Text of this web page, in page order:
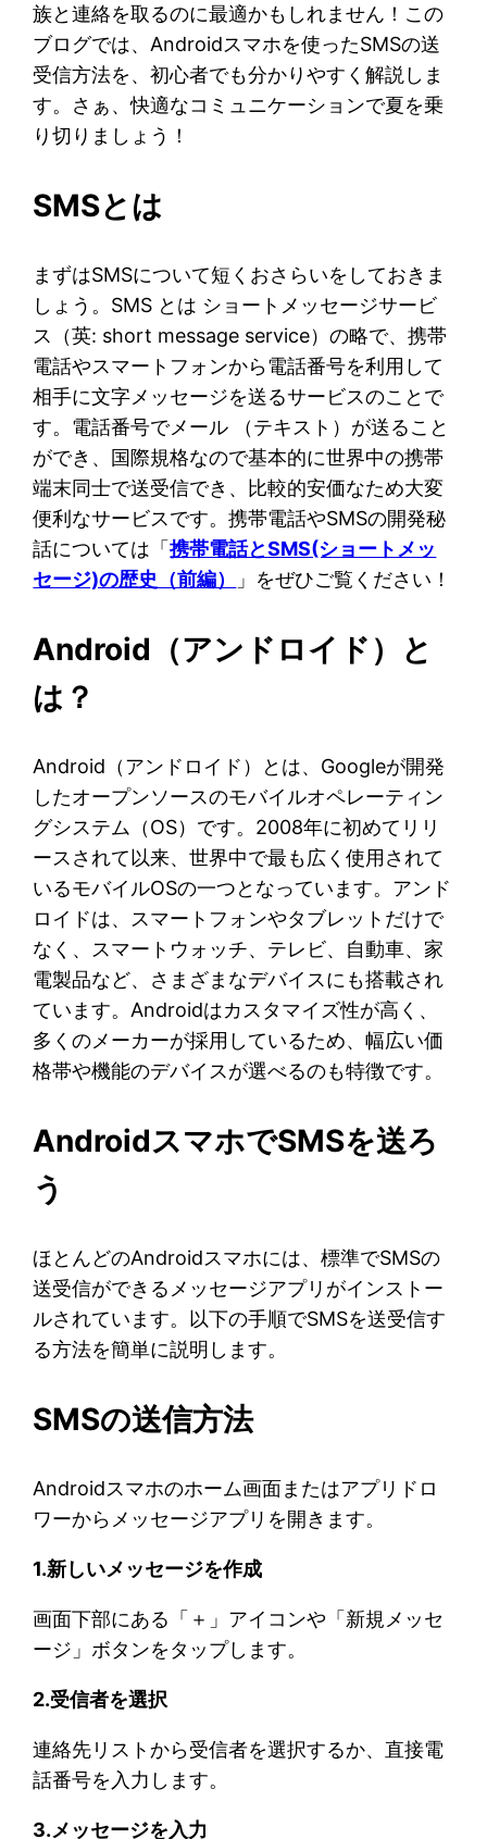
族と連絡を取るのに最適かもしれません！この
ブログでは、Androidスマホを使ったSMSの送
受信方法を、初心者でも分かりやすく解説しま
す。さぁ、快適なコミュニケーションで夏を乗
り切りましょう！
SMSとは
まずはSMSについて短くおさらいをしておきま
しょう。SMS とは ショートメッセージサービ
ス（英: short message service）の略で、携帯
電話やスマートフォンから電話番号を利用して
相手に文字メッセージを送るサービスのことで
す。電話番号でメール （テキスト）が送ること
ができ、国際規格なので基本的に世界中の携帯
端末同士で送受信でき、比較的安価なため大変
便利なサービスです。携帯電話やSMSの開発秘
話については「携帯電話とSMS(ショートメッ
セージ)の歴史（前編）
」をぜひご覧ください！
Android（アンドロイド）と
は？
Android（アンドロイド）とは、Googleが開発
したオープンソースのモバイルオペレーティン
グシステム（OS）です。2008年に初めてリリ
ースされて以来、世界中で最も広く使用されて
いるモバイルOSの一つとなっています。アンド
ロイドは、スマートフォンやタブレットだけで
なく、スマートウォッチ、テレビ、自動車、家
電製品など、さまざまなデバイスにも搭載され
ています。Androidはカスタマイズ性が高く、
多くのメーカーが採用しているため、幅広い価
格帯や機能のデバイスが選べるのも特徴です。
AndroidスマホでSMSを送ろ
う
ほとんどのAndroidスマホには、標準でSMSの
送受信ができるメッセージアプリがインストー
ルされています。以下の手順でSMSを送受信す
る方法を簡単に説明します。
SMSの送信方法
Androidスマホのホーム画面またはアプリドロ
ワーからメッセージアプリを開きます。
1.新しいメッセージを作成
画面下部にある「＋」アイコンや「新規メッセ
ージ」ボタンをタップします。
2.受信者を選択
連絡先リストから受信者を選択するか、直接電
話番号を入力します。
3.メッセージを入力